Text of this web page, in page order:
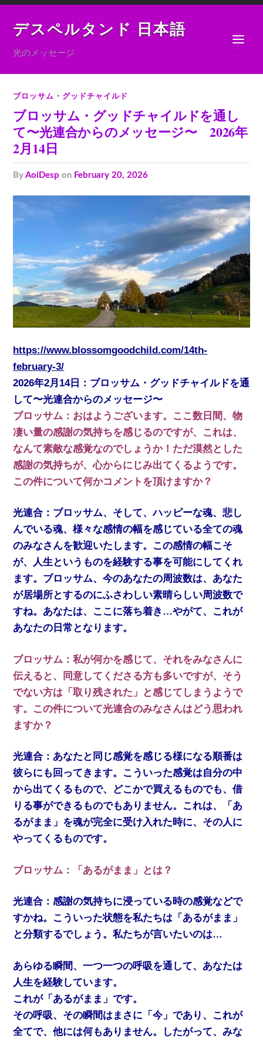
デスペルタンド 日本語
光のメッセージ
ブロッサム・グッドチャイルド
ブロッサム・グッドチャイルドを通し
て〜光連合からのメッセージ〜 2026年
2月14日
byAoiDesp on February 20, 2026
https://www.blossomgoodchild.com/14th-
february-3/
2026年2月14日：ブロッサム・グッドチャイルドを通
して〜光連合からのメッセージ〜
ブロッサム：おはようございます。ここ数日間、物
凄い量の感謝の気持ちを感じるのですが、これは、
なんて素敵な感覚なのでしょうか！ただ漠然とした
感謝の気持ちが、心からにじみ出てくるようです。
この件について何かコメントを頂けますか？
光連合：ブロッサム、そして、ハッピーな魂、悲し
んでいる魂、様々な感情の幅を感じている全ての魂
のみなさんを歓迎いたします。この感情の幅こそ
が、人生というものを経験する事を可能にしてくれ
ます。ブロッサム、今のあなたの周波数は、あなた
が居場所とするのにふさわしい素晴らしい周波数で
すね。あなたは、ここに落ち着き…やがて、これが
あなたの日常となります。
ブロッサム：私が何かを感じて、それをみなさんに
伝えると、同意してくださる方も多いですが、そう
でない方は「取り残された」と感じてしまうようで
す。この件について光連合のみなさんはどう思われ
ますか？
光連合：あなたと同じ感覚を感じる様になる順番は
彼らにも回ってきます。こういった感覚は自分の中
から出てくるもので、どこかで買えるものでも、借
りる事ができるものでもありません。これは、「あ
るがまま」を魂が完全に受け入れた時に、その人に
やってくるものです。
ブロッサム：「あるがまま」とは？
光連合：感謝の気持ちに浸っている時の感覚などで
すかね。こういった状態を私たちは「あるがまま」
と分類するでしょう。私たちが言いたいのは…
あらゆる瞬間、一つ一つの呼吸を通して、あなたは
人生を経験しています。
これが「あるがまま」です。
その呼吸、その瞬間はまさに「今」であり、これが
全てで、他には何もありません。したがって、みな